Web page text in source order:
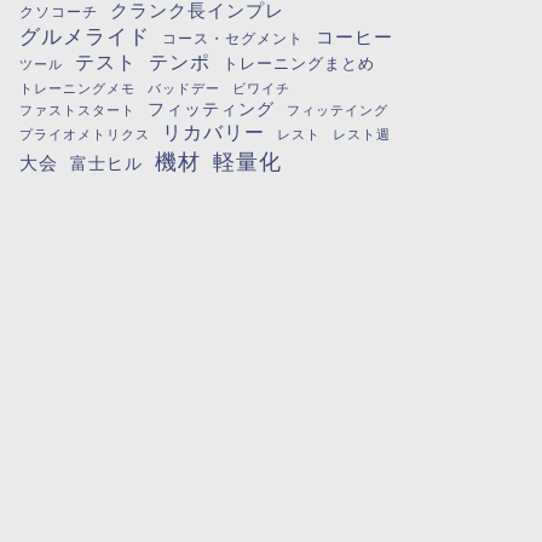
クソコーチ クランク長インプレ
グルメライド コース・セグメント コーヒー
ツール テスト テンポ トレーニングまとめ
トレーニングメモ バッドデー
ビワイチ
ファストスタート
フィッティング
フィッテイング
プライオメトリクス
リカバリー レスト レスト週
大会 富士ヒル 機材 軽量化